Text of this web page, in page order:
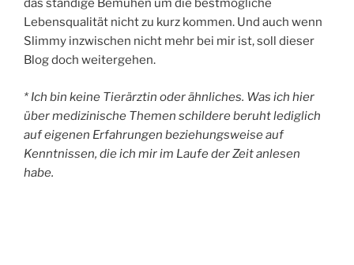
das ständige Bemühen um die bestmögliche
Lebensqualität nicht zu kurz kommen. Und auch wenn
Slimmy inzwischen nicht mehr bei mir ist, soll dieser
Blog doch weitergehen.
* Ich bin keine Tierärztin oder ähnliches. Was ich hier
über medizinische Themen schildere beruht lediglich
auf eigenen Erfahrungen beziehungsweise auf
Kenntnissen, die ich mir im Laufe der Zeit anlesen
habe.